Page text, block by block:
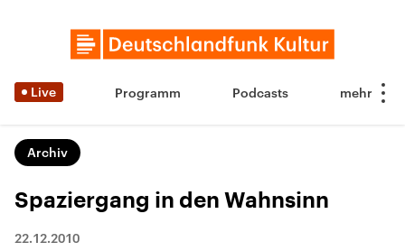
Live Programm Podcasts
Archiv
Spaziergang in den Wahnsinn
22.12.2010